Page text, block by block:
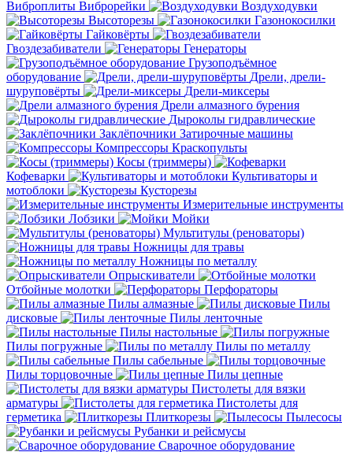
Виброплиты Виброрейки
Воздуходувки
Высоторезы
Газонокосилки
Гайковёрты
Гвоздезабиватели
Генераторы
Грузоподъёмное
оборудование
Дрели, дрели-
шуруповёрты
Дрели-миксеры
Дрели алмазного бурения
Дыроколы гидравлические
Заклёпочники Затирочные машины
Компрессоры Краскопульты
Косы (триммеры)
Кофеварки
Культиваторы и
мотоблоки
Кусторезы
Измерительные инструменты
Лобзики
Мойки
Мультитулы (реноваторы)
Ножницы для травы
Ножницы по металлу
Опрыскиватели
Отбойные молотки
Перфораторы
Пилы алмазные
Пилы
дисковые
Пилы ленточные
Пилы настольные
Пилы погружные
Пилы по металлу
Пилы сабельные
Пилы торцовочные
Пилы цепные
Пистолеты для вязки
арматуры
Пистолеты для
герметика
Плиткорезы
Пылесосы
Рубанки и рейсмусы
Сварочное оборудование